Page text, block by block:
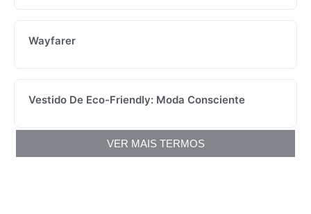
Wayfarer
Vestido De Eco-Friendly: Moda Consciente
VER MAIS TERMOS